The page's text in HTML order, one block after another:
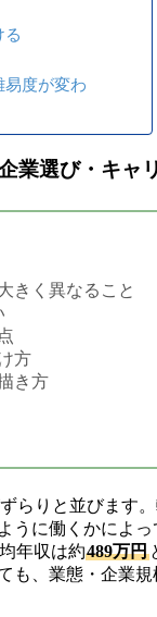
る
易度が変わ
業選び・キャ
きく異なること
方
き方
りと並びます
に働くかによっ
年収は約489万円
も、業態・企業規